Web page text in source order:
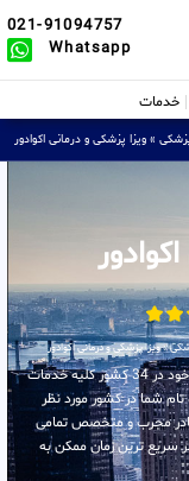
021-91094757
Whatsapp
خدمات
» ویزا پزشکی و درمانی اکوادور
»ویزا پزشکی و درمانی اکوادور
موسسه بین المللی ثبتا (Sabtta Group) با ایجاد شعب خود در 34 کشور کلیه خدمات
تام شما در کشور مورد نظر
مجرب و متخصص تمامی
سریع ترین زمان ممکن به